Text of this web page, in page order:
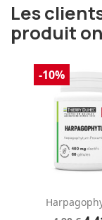
Les
produit
-10%